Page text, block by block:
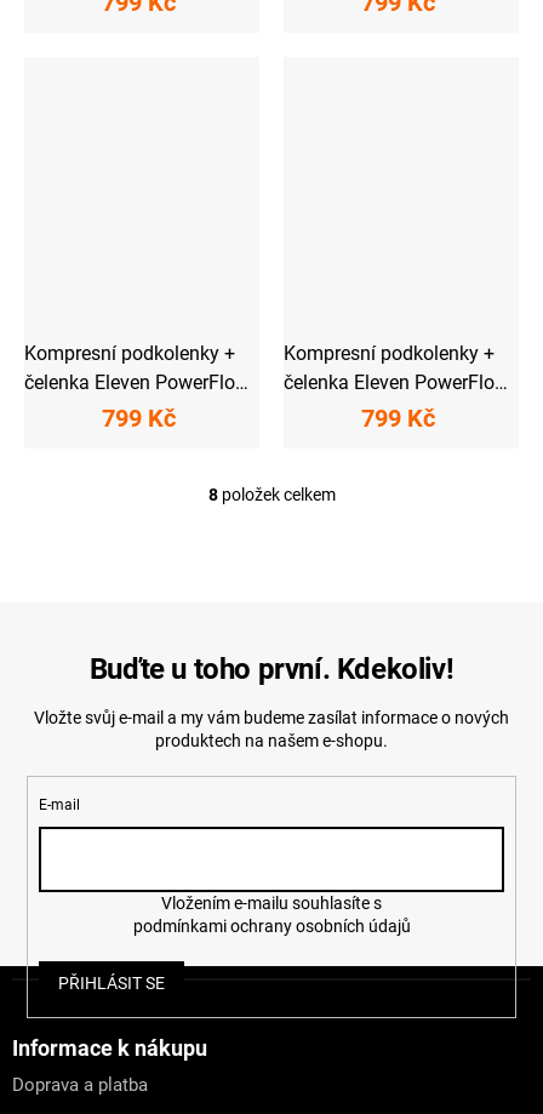
Kompresní podkolenky +
čelenka Eleven PowerFlow
799 Kč
Kompresní podkolenky +
čelenka Eleven PowerFlow
799 Kč
O
p
v
k
p
u
8položek celkem
Buďte u toho první. Kdekoliv!
Vložte svůj e-mail a my vám budeme zasílat informace o nových
produktech na našem e-shopu.
E-mail
podmínkami ochrany osobních údajů
PŘIHLÁSIT SE
Informace k nákupu
Doprava a platba